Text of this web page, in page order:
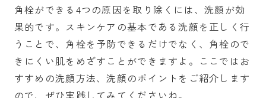
角栓ができる4つの原因を取り除くには、洗顔が効
果的です。スキンケアの基本である洗顔を正しく行
うことで、角栓を予防できるだけでなく、角栓ので
きにくい肌をめざすことができますよ。ここではお
すすめの洗顔方法、洗顔のポイントをご紹介します
ので、ぜひ実践してみてくださいね。